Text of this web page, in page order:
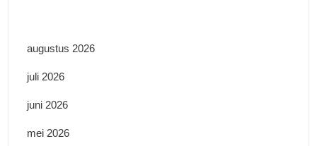
augustus 2026
juli 2026
juni 2026
mei 2026